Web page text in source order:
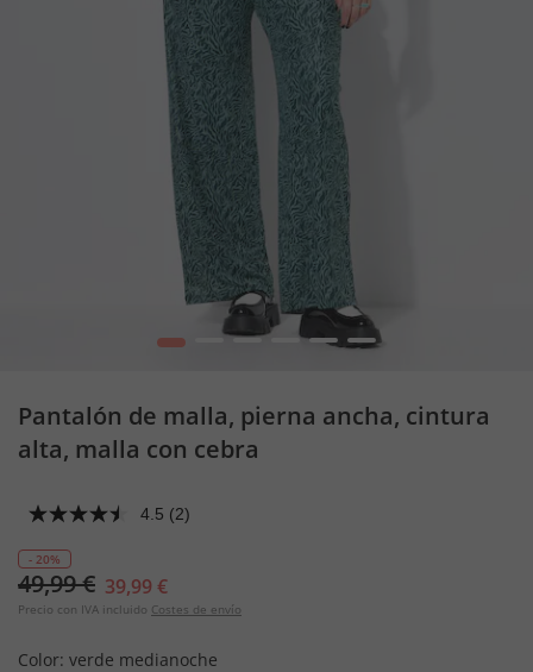
1 5 6
Pantalón de malla, pierna ancha, cintura
alta, malla con cebra
4.5 (2)
- 20%
49,99 € 39,99 €
Precio con IVA incluido Costes de envío
Color: verde medianoche